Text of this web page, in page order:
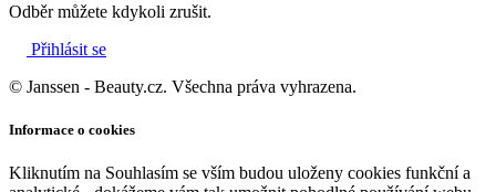
Odběr můžete kdykoli zrušit.
Přihlásit se
© Janssen - Beauty.cz. Všechna práva vyhrazena.
Informace o cookies
Kliknutím na Souhlasím se vším budou uloženy cookies funkční a